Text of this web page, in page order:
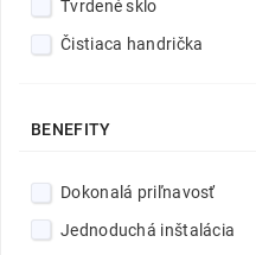
Tvrdené sklo
Čistiaca handrička
BENEFITY
Dokonalá priľnavosť
Jednoduchá inštalácia